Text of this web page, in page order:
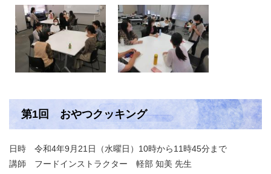
第1回 おやつクッキング
日時 令和4年9月21日（水曜日）10時から11時45分まで
​講師 フードインストラクター 軽部 知美 先生